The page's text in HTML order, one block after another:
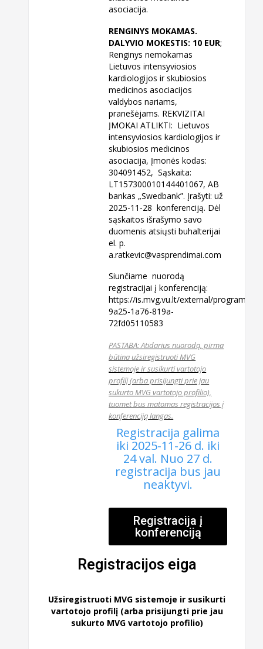
asociacija.
RENGINYS MOKAMAS.
DALYVIO MOKESTIS: 10 EUR;
Renginys nemokamas
Lietuvos intensyviosios
kardiologijos ir skubiosios
medicinos asociacijos
valdybos nariams,
pranešėjams. REKVIZITAI
ĮMOKAI ATLIKTI: Lietuvos
intensyviosios kardiologijos ir
skubiosios medicinos
asociacija, Įmonės kodas:
304091452, Sąskaita:
LT157300010144401067, AB
bankas „Swedbank”. Įrašyti: už
2025-11-28 konferenciją. Dėl
sąskaitos išrašymo savo
duomenis atsiųsti buhalterijai
el. p.
a.ratkevic@vasprendimai.com
Siunčiame nuorodą
registracijai į konferenciją:
https://is.mvg.vu.lt/external/program/
9a25-1a76-819a-
72fd05110583
PASTABA: Atidarius nuorodą, pirma
būtina užsiregistruoti MVG
sistemoje ir susikurti vartotojo
profilį (arba prisijungti prie jau
sukurto MVG vartotojo profilio),
tuomet bus matomas registracijos į
konferenciją langas.
Registracija galima
iki 2025-11-26 d. iki
24 val. Nuo 27 d.
registracija bus jau
neaktyvi.
Registracija į
konferenciją
Registracijos eiga
Užsiregistruoti MVG sistemoje ir susikurti
vartotojo profilį (arba prisijungti prie jau
sukurto MVG vartotojo profilio)